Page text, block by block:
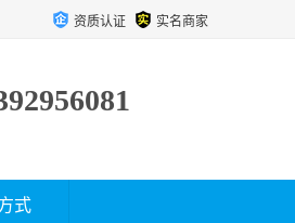
资质认证 实名商家
式